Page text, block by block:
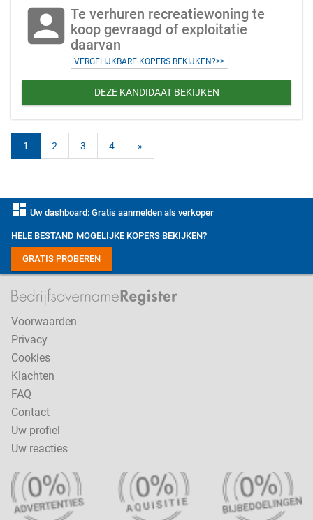
account_box Te verhuren recreatiewoning te
koop gevraagd of exploitatie
daarvan
VERGELIJKBARE KOPERS BEKIJKEN?>>
DEZE KANDIDAAT BEKIJKEN
1 2 3 4 »
dashboard Uw dashboard: Gratis aanmelden als verkoper
HELE BESTAND MOGELIJKE KOPERS BEKIJKEN?
GRATIS PROBEREN
Voorwaarden
Privacy
Cookies
Klachten
FAQ
Contact
Uw profiel
Uw reacties